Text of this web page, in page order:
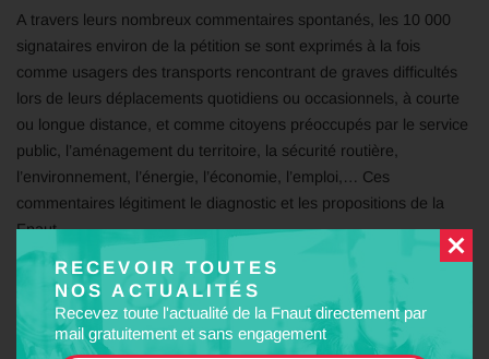
RECEVOIR TOUTES
NOS ACTUALITÉS
Recevez toute l'actualité de la Fnaut directement par
mail gratuitement et sans engagement
A travers leurs nombreux commentaires spontanés, les 10 000
signataires environ de la pétition se sont exprimés à la fois
comme usagers des transports rencontrant de graves difficultés
lors de leurs déplacements quotidiens ou occasionnels, à courte
ou longue distance, et comme citoyens préoccupés par le service
public, l’aménagement du territoire, la sécurité routière,
l’environnement, l’énergie, l’économie, l’emploi,… Ces
commentaires légitiment le diagnostic et les propositions de la
Fnaut.
Les signataires confirment que la qualité de tous les services
ferroviaires s’est profondément dégradée et font état d’une
incompréhension et d’un profond mécontentement face à la
stratégie de repli de la SNCF et aux orientations du